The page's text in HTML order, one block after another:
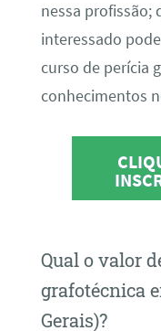
nessa profissão;
interessado
curso de perícia
conhecimentos
Qual o valor
grafotécnica
Gerais)?